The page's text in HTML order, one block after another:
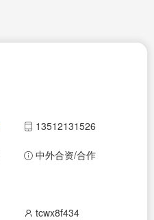
13512131526
中外合资/合作
tcwx8f434